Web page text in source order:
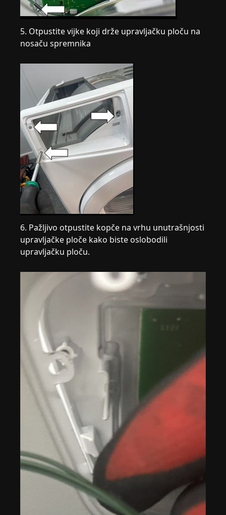
5. Otpustite vijke koji drže upravljačku ploču na
nosaču spremnika
6. Pažljivo otpustite kopče na vrhu unutrašnjosti
upravljačke ploče kako biste oslobodili
upravljačku ploču.